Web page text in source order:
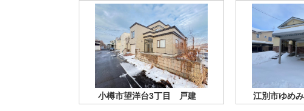
小樽市望洋台3丁目 戸建 江別市ゆめ